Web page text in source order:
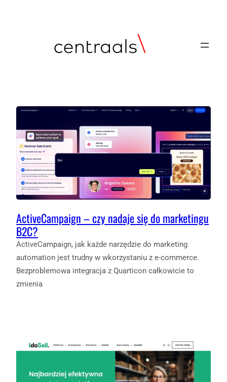
ActiveCampaign – czy nadaje się do marketingu
B2C?
ActiveCampaign, jak każde narzędzie do marketing
automation jest trudny w wkorzystaniu z e-commerce.
Bezproblemowa integracja z Quarticon całkowicie to
zmienia